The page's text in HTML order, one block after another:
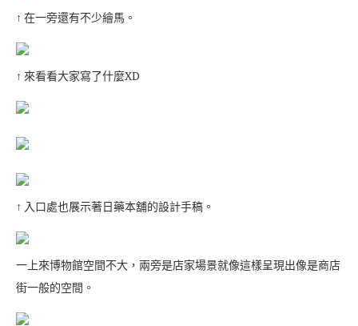
↑ 在一旁還有不少繪馬。
↑ 來看看大家寫了什麼XD
↑ 入口處也展示著日藥本舖的設計手稿。
一上來博物館空間不大，兩旁是店家場景就像這樣呈現出像是商店
街一般的空間。